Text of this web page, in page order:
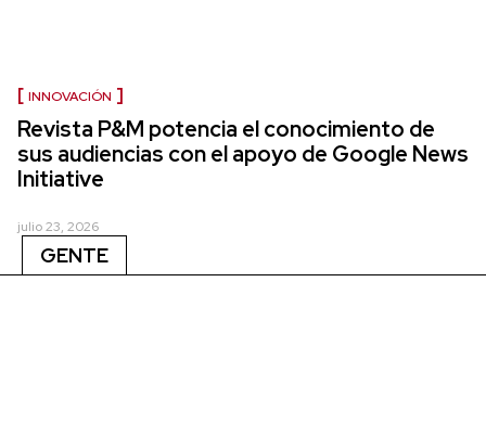
INNOVACIÓN
Revista P&M potencia el conocimiento de
sus audiencias con el apoyo de Google News
Initiative
julio 23, 2026
GENTE